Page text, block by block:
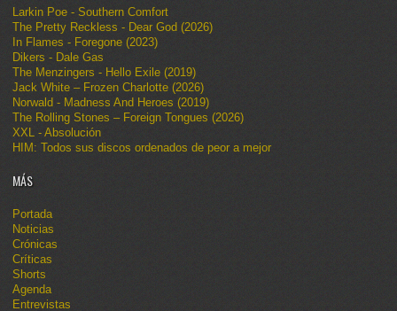
Larkin Poe - Southern Comfort
The Pretty Reckless - Dear God (2026)
In Flames - Foregone (2023)
Dikers - Dale Gas
The Menzingers - Hello Exile (2019)
Jack White – Frozen Charlotte (2026)
Norwald - Madness And Heroes (2019)
The Rolling Stones – Foreign Tongues (2026)
XXL - Absolución
HIM: Todos sus discos ordenados de peor a mejor
MÁS
Portada
Noticias
Crónicas
Críticas
Shorts
Agenda
Entrevistas